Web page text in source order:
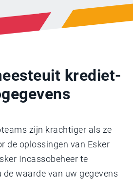
uit krediet-
zijn krachtiger als ze
de oplossingen van Esker
Incassobeheer te
waarde van uw gegevens